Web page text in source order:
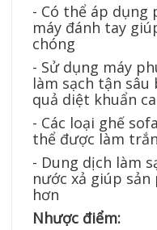
- Có thể áp
máy đánh tay
chóng
- Sử dụng máy
làm sạch tận
quả diệt khuẩn
- Các loại ghế
thể được làm
- Dung dịch làm
nước xả giúp
hơn
Nhược điểm: